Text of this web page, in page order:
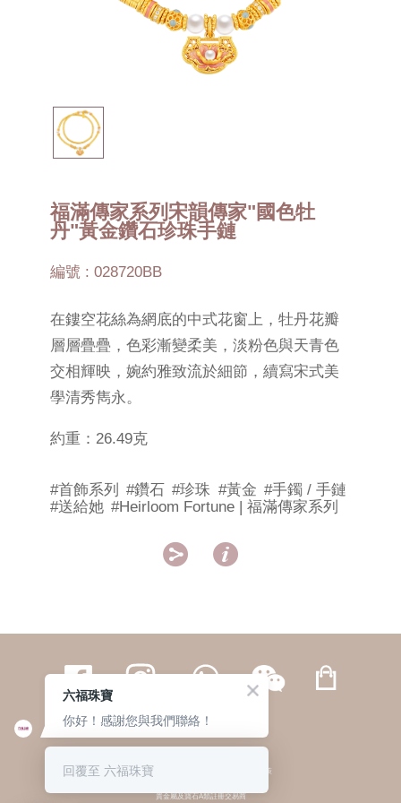
福滿傳家系列宋韻傳家"國色牡
丹"黃金鑽石珍珠手鏈
編號 : 028720BB
在鏤空花絲為網底的中式花窗上，牡丹花瓣
層層疊疊，色彩漸變柔美，淡粉色與天青色
交相輝映，婉約雅致流於細節，續寫宋式美
學清秀雋永。
約重：26.49克
#首飾系列 #鑽石 #珍珠 #黃金 #手鐲 / 手鏈
#送給她 #Heirloom Fortune | 福滿傳家系列
 
繁體 | 簡体
© 六福集團 版權所有 不得轉載 私隱政策
貴金屬及寶石A類註冊交易商
六福珠寶
你好！感謝您與我們聯絡！
回覆至 六福珠寶